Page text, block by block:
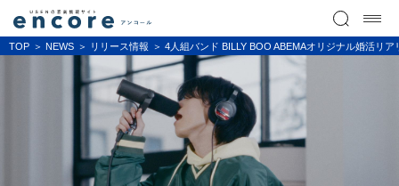
TOP NEWS リリース情報 4人組バンド BILLY BOO ABEMAオリジナル婚活リ